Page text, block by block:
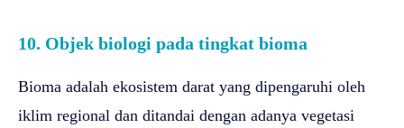
10. Objek biologi pada tingkat bioma
Bioma adalah ekosistem darat yang dipengaruhi oleh
iklim regional dan ditandai dengan adanya vegetasi